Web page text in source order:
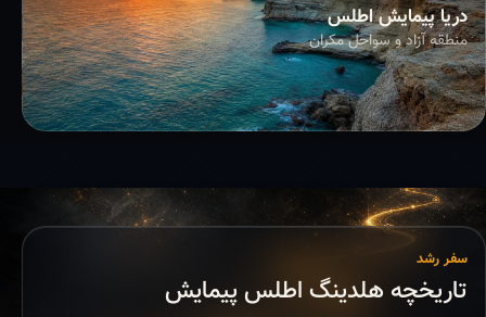
دریا پیمایش اطلس
منطقه آزاد و سواحل مکران
سفر رشد
تاریخچه هلدینگ اطلس پیمایش